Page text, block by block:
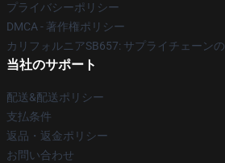
プライバシーポリシー
DMCA - 著作権ポリシー
カリフォルニアSB657: サプライチェーン
当社のサポート
配送&配送ポリシー
支払条件
返品・返金ポリシー
お問い合わせ